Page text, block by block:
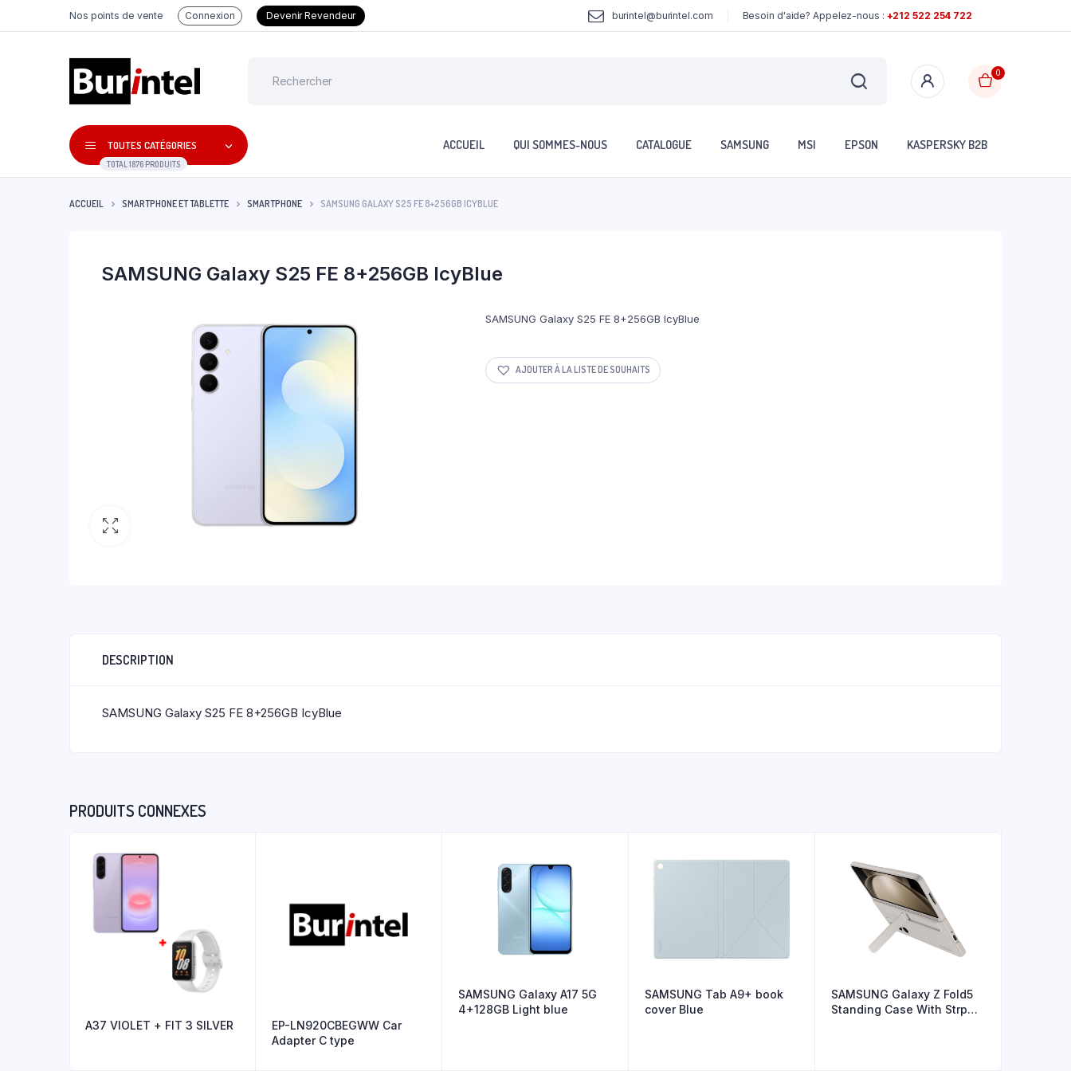
Nos points de vente Connexion Devenir Revendeur burintel@burintel.com Besoin d'aide? Appelez-nous : +212 522 254 722
0
TOUTES CATÉGORIES
TOTAL 1876 PRODUITS
ACCUEIL QUI SOMMES-NOUS CATALOGUE SAMSUNG MSI EPSON KASPERSKY B2B
ACCUEIL SMARTPHONE ET TABLETTE SMARTPHONE SAMSUNG GALAXY S25 FE 8+256GB ICYBLUE
SAMSUNG Galaxy S25 FE 8+256GB IcyBlue
SAMSUNG Galaxy S25 FE 8+256GB IcyBlue
AJOUTER À LA LISTE DE SOUHAITS
DESCRIPTION
SAMSUNG Galaxy S25 FE 8+256GB IcyBlue
PRODUITS CONNEXES
A37 VIOLET + FIT 3 SILVER
EP-LN920CBEGWW Car
Adapter C type
SAMSUNG Galaxy A17 5G
4+128GB Light blue
SAMSUNG Tab A9+ book
cover Blue
SAMSUNG Galaxy Z Fold5
Standing Case With Strp